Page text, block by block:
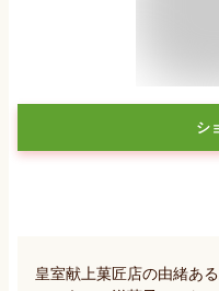
シ
皇室献上菓匠店の由緒あ